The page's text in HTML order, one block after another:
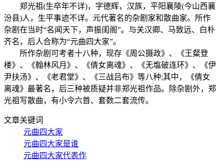
郑光祖(生卒年不详)，字德辉，汉族，平阳襄陵(今山西襄
汾县)人，生平事迹不详。元代著名的杂剧家和散曲家。所作
杂剧在当时“名闻天下，声振闺阁”。与关汉卿、马致远、白朴
齐名，后人合称为“元曲四大家”。
所作杂剧可考者十八种，现存《周公摄政》、《王粲登
楼》、《翰林风月》、《倩女离魂》、《无塩破连环》、《伊
尹扶汤》、《老君堂》、《三战吕布》等八种;其中，《倩女
离魂》最著名，后三种被质疑并非郑光祖作品。除杂剧外，郑
光祖写散曲，有小令六首、套数二套流传。
文章关键词
元曲四大家
元曲四大家是谁
元曲四大家代表作